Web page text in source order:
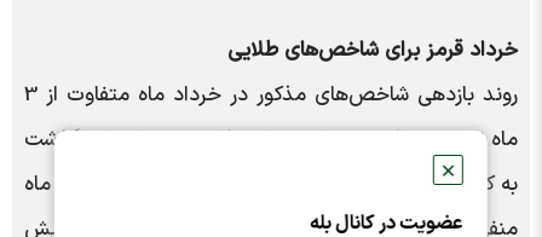
✕
عضویت در کانال بله
خرداد قرمز برای شاخص‌های طلایی
روند بازدهی شاخص‌های مذکور در خرداد ماه متفاوت از 3
ماه نخست سال بود. شاخص‌های طلایی در ماهی که گذشت
به کلی منفی ثبت شدند. شاخص بازار سهام نیز در خرداد ماه
منفی بود، اما دلار آزاد روندی مثبت از خود به نمایش